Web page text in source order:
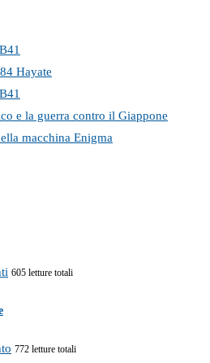
Hayate
e la guerra contro il Giappone
macchina Enigma
605 letture totali
772 letture totali